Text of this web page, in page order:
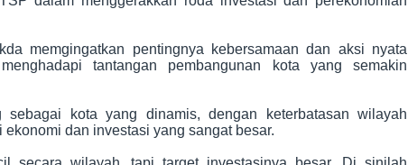
memgingatkan pentingnya kebersamaan dan aksi nyata
tantangan pembangunan kota yang semakin
sebagai kota yang dinamis, dengan keterbatasan wilayah
dan investasi yang sangat besar.